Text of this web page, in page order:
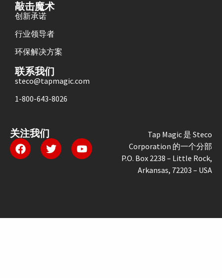
敲击魔术
创新承诺
行业领导者
环保解决方案
联系我们
steco@tapmagic.com
1-800-643-8026
关注我们
Tap Magic 是 Steco
Corporation 的一个分部
P.O. Box 2238 – Little Rock,
Arkansas, 72203 – USA